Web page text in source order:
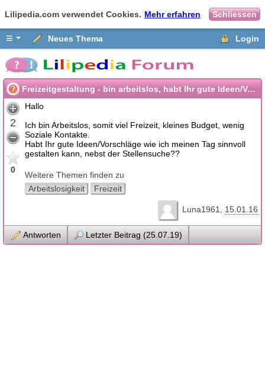
Lilipedia.com verwendet Cookies. Mehr erfahren Schliessen
≡ Neues Thema Login
Freizeitgestaltung - bin arbeitslos, habt Ihr gute Ideen/Vorschläge?
2
0
Hallo
Ich bin Arbeitslos, somit viel Freizeit, kleines Budget, wenig
Soziale Kontakte.
Habt Ihr gute Ideen/Vorschläge wie ich meinen Tag sinnvoll
gestalten kann, nebst der Stellensuche??
Weitere Themen finden zu
Arbeitslosigkeit
Freizeit
Luna1961 15.01.16
Antworten Letzter Beitrag (25.07.19)